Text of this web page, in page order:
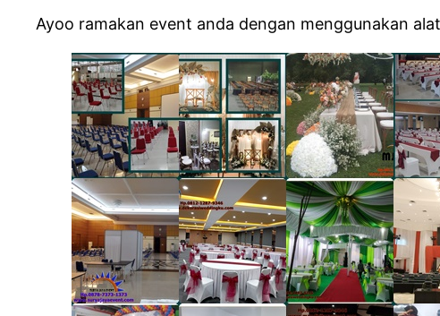
Ayoo ramakan event anda dengan menggunakan